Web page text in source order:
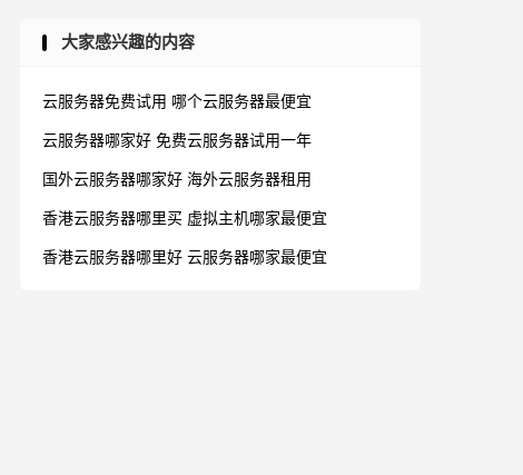
大家感兴趣的内容
云服务器免费试用 哪个云服务器最便宜
云服务器哪家好 免费云服务器试用一年
国外云服务器哪家好 海外云服务器租用
香港云服务器哪里买 虚拟主机哪家最便宜
香港云服务器哪里好 云服务器哪家最便宜